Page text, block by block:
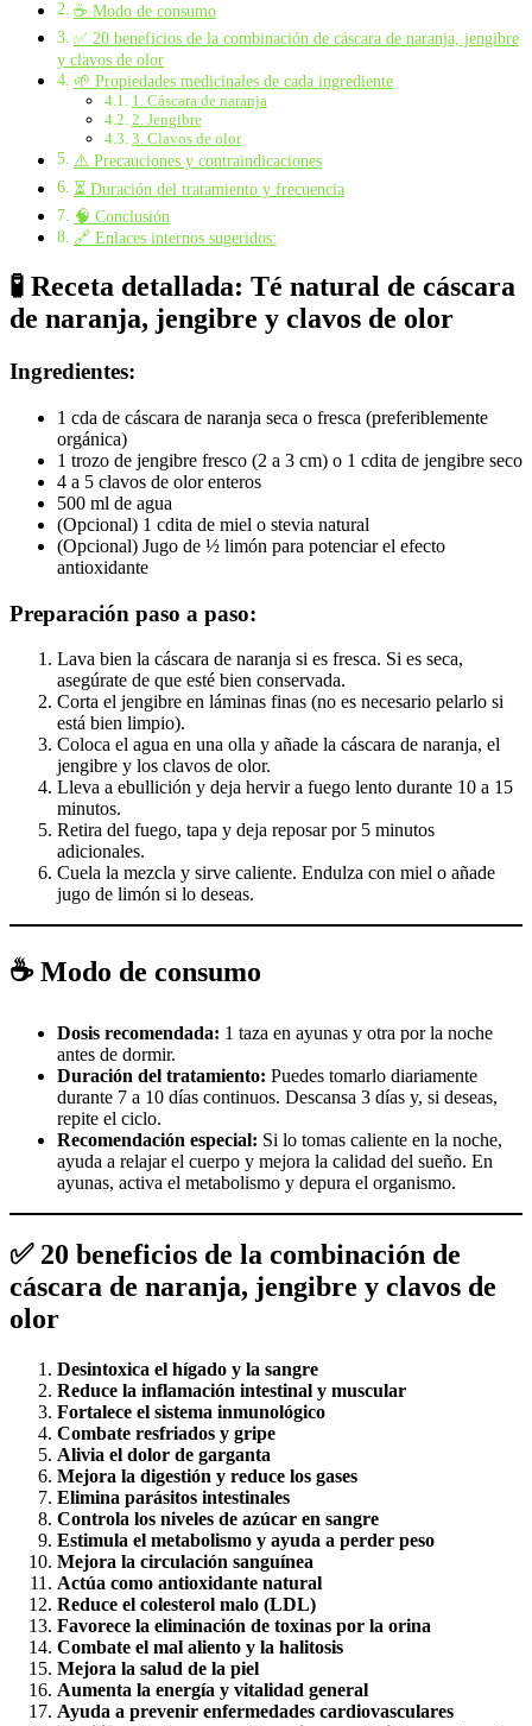
☕ Modo de consumo
✅ 20 beneficios de la combinación de cáscara de naranja, jengibre
y clavos de olor
🌱 Propiedades medicinales de cada ingrediente
1. Cáscara de naranja
2. Jengibre
3. Clavos de olor
⚠️ Precauciones y contraindicaciones
⏳ Duración del tratamiento y frecuencia
🧠 Conclusión
🔗 Enlaces internos sugeridos:
🧪 Receta detallada: Té natural de cáscara
de naranja, jengibre y clavos de olor
Ingredientes:
1 cda de cáscara de naranja seca o fresca (preferiblemente
orgánica)
1 trozo de jengibre fresco (2 a 3 cm) o 1 cdita de jengibre seco
4 a 5 clavos de olor enteros
500 ml de agua
(Opcional) 1 cdita de miel o stevia natural
(Opcional) Jugo de ½ limón para potenciar el efecto
antioxidante
Preparación paso a paso:
Lava bien la cáscara de naranja si es fresca. Si es seca,
asegúrate de que esté bien conservada.
Corta el jengibre en láminas finas (no es necesario pelarlo si
está bien limpio).
Coloca el agua en una olla y añade la cáscara de naranja, el
jengibre y los clavos de olor.
Lleva a ebullición y deja hervir a fuego lento durante 10 a 15
minutos.
Retira del fuego, tapa y deja reposar por 5 minutos
adicionales.
Cuela la mezcla y sirve caliente. Endulza con miel o añade
jugo de limón si lo deseas.
☕ Modo de consumo
Dosis recomendada: 1 taza en ayunas y otra por la noche
antes de dormir.
Duración del tratamiento: Puedes tomarlo diariamente
durante 7 a 10 días continuos. Descansa 3 días y, si deseas,
repite el ciclo.
Recomendación especial: Si lo tomas caliente en la noche,
ayuda a relajar el cuerpo y mejora la calidad del sueño. En
ayunas, activa el metabolismo y depura el organismo.
✅ 20 beneficios de la combinación de
cáscara de naranja, jengibre y clavos de
olor
Desintoxica el hígado y la sangre
Reduce la inflamación intestinal y muscular
Fortalece el sistema inmunológico
Combate resfriados y gripe
Alivia el dolor de garganta
Mejora la digestión y reduce los gases
Elimina parásitos intestinales
Controla los niveles de azúcar en sangre
Estimula el metabolismo y ayuda a perder peso
Mejora la circulación sanguínea
Actúa como antioxidante natural
Reduce el colesterol malo (LDL)
Favorece la eliminación de toxinas por la orina
Combate el mal aliento y la halitosis
Mejora la salud de la piel
Aumenta la energía y vitalidad general
Ayuda a prevenir enfermedades cardiovasculares